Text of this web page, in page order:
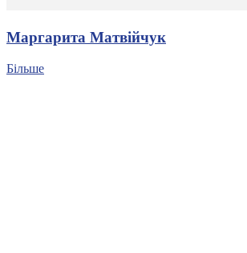
Маргарита Матвійчук
Більше